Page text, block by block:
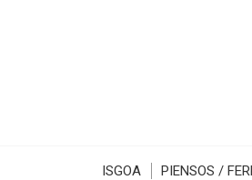
ISGOA PIENSOS /